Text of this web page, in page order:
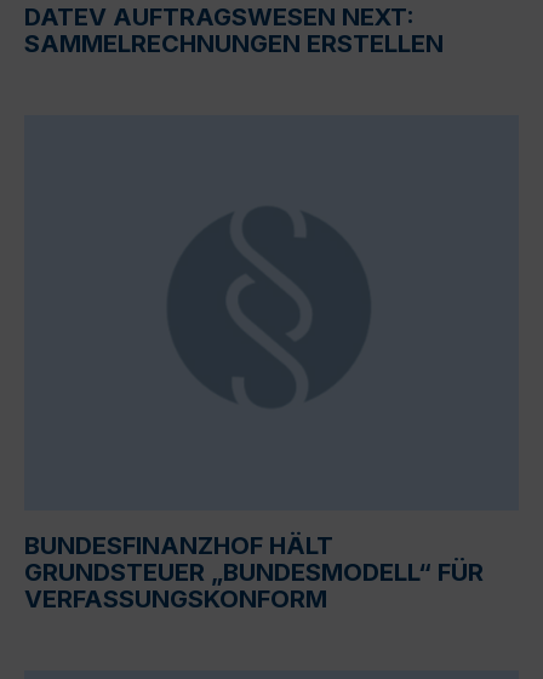
DATEV AUFTRAGSWESEN NEXT:
SAMMELRECHNUNGEN ERSTELLEN
BUNDESFINANZHOF HÄLT
GRUNDSTEUER „BUNDESMODELL“ FÜR
VERFASSUNGSKONFORM